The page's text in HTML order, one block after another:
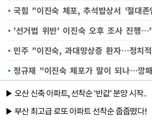
'선거법 위반' 이진숙 오후 조사 진행